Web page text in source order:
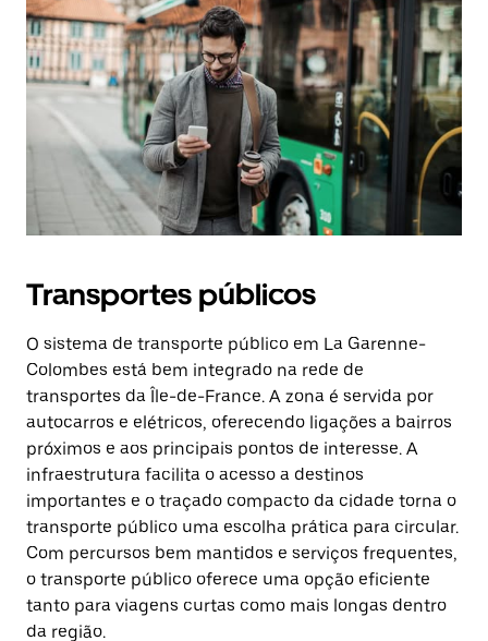
Transportes públicos
O sistema de transporte público em La Garenne-
Colombes está bem integrado na rede de
transportes da Île-de-France. A zona é servida por
autocarros e elétricos, oferecendo ligações a bairros
próximos e aos principais pontos de interesse. A
infraestrutura facilita o acesso a destinos
importantes e o traçado compacto da cidade torna o
transporte público uma escolha prática para circular.
Com percursos bem mantidos e serviços frequentes,
o transporte público oferece uma opção eficiente
tanto para viagens curtas como mais longas dentro
da região.